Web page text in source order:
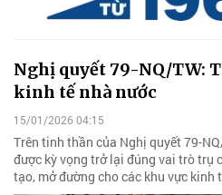
Nghị quyết 79-NQ/TW:
kinh tế nhà nước
15/01/2026 04:15
Trên tinh thần của Nghị quyết 79-
được kỳ vọng trở lại đúng vai trò trụ
tạo, mở đường cho các khu vực kinh